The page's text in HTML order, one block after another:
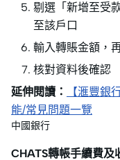
剔選「新增至受
至該戶口
輸入轉賬金額，
核對資料後確認
延伸閱讀：
【滙豐銀
能/常見問題一覽
中國銀行
CHATS轉帳手續費及